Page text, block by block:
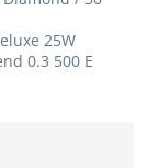
25W
0.3 500 E